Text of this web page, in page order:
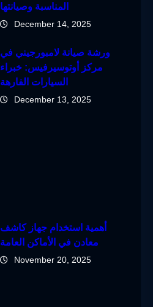
المناسبة وصيانتها
December 14, 2025
ورشة صيانة لامبورجيني في
مركز أوتوسيرفيس: خبراء
السيارات الفارهة
December 13, 2025
أهمية استخدام جهاز كاشف
معادن في الأماكن العامة
November 20, 2025